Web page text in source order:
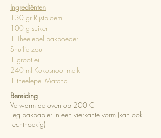
Ingrediënten
130 gr Rijstbloem
100 g suiker
1 Theelepel bakpoeder
Snuifje zout
1 groot ei
240 ml Kokosnoot melk
1 theelepel Matcha
Bereiding
Verwarm de oven op 200 C
Leg bakpapier in een vierkante vorm (kan ook
rechthoekig)